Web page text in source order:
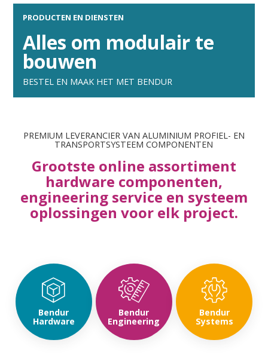
PRODUCTEN EN DIENSTEN
Alles om modulair te
bouwen
BESTEL EN MAAK HET MET BENDUR
PREMIUM LEVERANCIER VAN ALUMINIUM PROFIEL- EN
TRANSPORT­SYSTEEM COMPONENTEN
Grootste online assortiment
hardware compo­nenten,
engineering service en systeem
oplos­singen voor elk project.
Bendur
Hardware
Bendur
Engineering
Bendur
Systems